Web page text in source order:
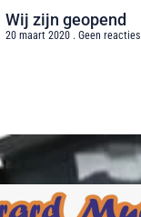
Wij zijn geopend
20 maart 2020 Geen reacties